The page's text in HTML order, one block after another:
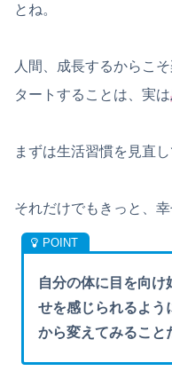
とね。
人間、成長するからこ
タートすることは、実は
まずは生活習慣を見直し
それだけでもきっと、
自分の体に目を向
せを感じられるよう
から変えてみること